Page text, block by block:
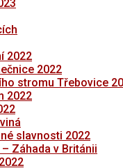
2022
2022
stromu Třebovice
2022
slavnosti 2022
Záhada v Británii